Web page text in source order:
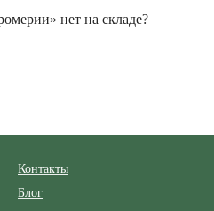
нет на складе?
Контакты
Блог